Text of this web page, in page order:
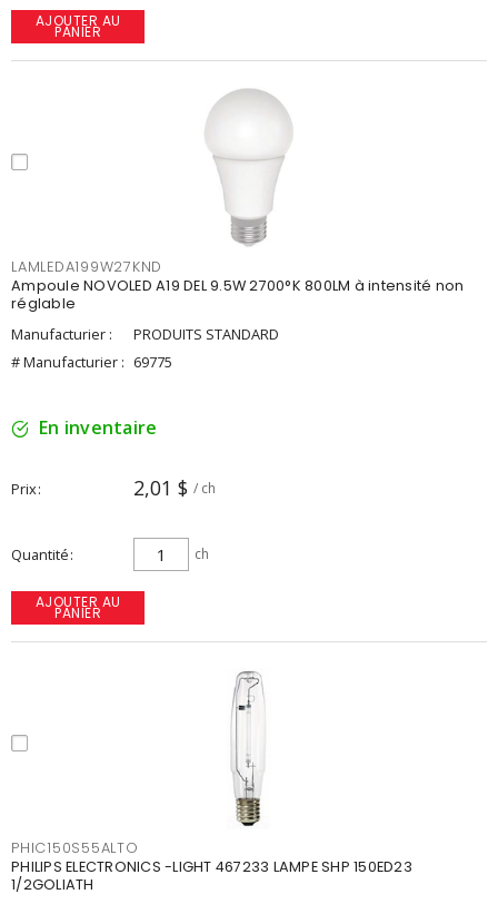
AJOUTER AU
PANIER
LAMLEDA199W27KND
Ampoule NOVOLED A19 DEL 9.5W 2700°K 800LM à intensité non
réglable
Manufacturier :
PRODUITS STANDARD
# Manufacturier : 69775
En inventaire
Prix 2,01 $ / ch
Quantité ch
AJOUTER AU
PANIER
PHIC150S55ALTO
PHILIPS ELECTRONICS -LIGHT 467233 LAMPE SHP 150ED23
1/2GOLIATH